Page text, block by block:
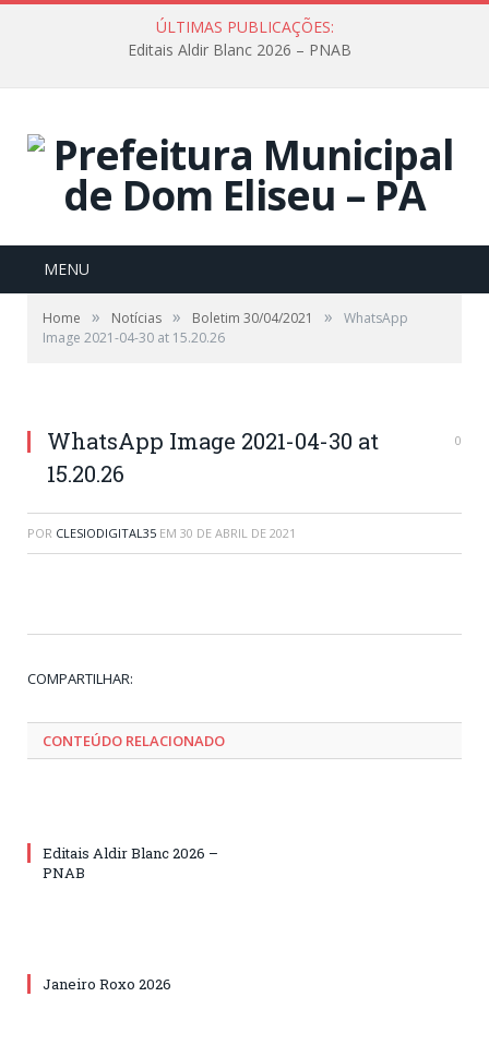
ÚLTIMAS PUBLICAÇÕES:
Editais Aldir Blanc 2026 – PNAB
MENU
Home » Notícias » Boletim 30/04/2021 »
WhatsApp
Image 2021-04-30 at 15.20.26
WhatsApp Image 2021-04-30 at
15.20.26
0
POR CLESIODIGITAL35 EM 30 DE ABRIL DE 2021
COMPARTILHAR:
CONTEÚDO RELACIONADO
Editais Aldir Blanc 2026 –
PNAB
Janeiro Roxo 2026